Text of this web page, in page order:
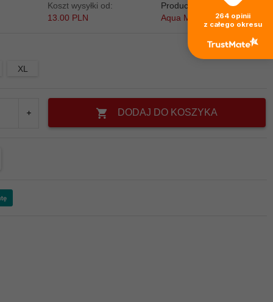
Koszt wysyłki od:
13.00 PLN
Producent:
Aqua Marina
XL
DODAJ DO KOSZYKA
264 opinii
z całego okresu